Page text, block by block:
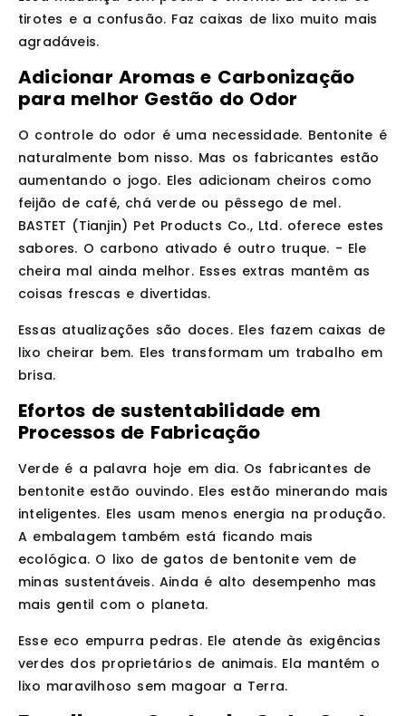
tirotes e a confusão. Faz caixas de lixo muito mais
agradáveis.
Adicionar Aromas e Carbonização
para melhor Gestão do Odor
O controle do odor é uma necessidade. Bentonite é
naturalmente bom nisso. Mas os fabricantes estão
aumentando o jogo. Eles adicionam cheiros como
feijão de café, chá verde ou pêssego de mel.
BASTET (Tianjin) Pet Products Co., Ltd. oferece estes
sabores. O carbono ativado é outro truque. - Ele
cheira mal ainda melhor. Esses extras mantêm as
coisas frescas e divertidas.
Essas atualizações são doces. Eles fazem caixas de
lixo cheirar bem. Eles transformam um trabalho em
brisa.
Efortos de sustentabilidade em
Processos de Fabricação
Verde é a palavra hoje em dia. Os fabricantes de
bentonite estão ouvindo. Eles estão minerando mais
inteligentes. Eles usam menos energia na produção.
A embalagem também está ficando mais
ecológica. O lixo de gatos de bentonite vem de
minas sustentáveis. Ainda é alto desempenho mas
mais gentil com o planeta.
Esse eco empurra pedras. Ele atende às exigências
verdes dos proprietários de animais. Ela mantém o
lixo maravilhoso sem magoar a Terra.